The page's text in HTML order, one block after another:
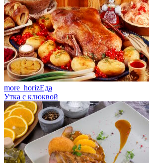
more_horizЕда
Утка с клюквой